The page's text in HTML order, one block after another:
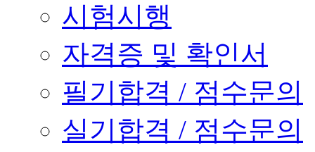
시험시행
자격증 및 확인서
필기합격 / 점수문의
실기합격 / 점수문의